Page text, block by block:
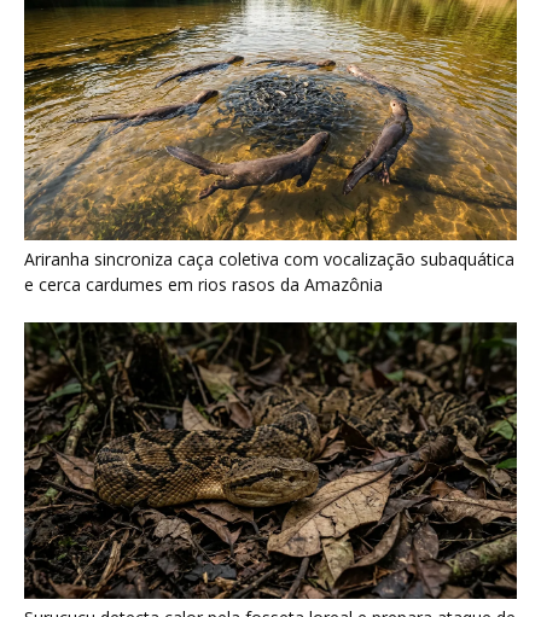
Ariranha sincroniza caça coletiva com vocalização subaquática
e cerca cardumes em rios rasos da Amazônia